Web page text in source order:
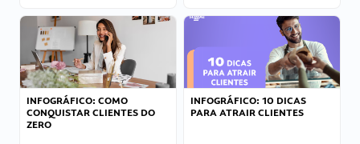
INFOGRÁFICO: COMO
CONQUISTAR CLIENTES DO
ZERO
INFOGRÁFICO: 10 DICAS
PARA ATRAIR CLIENTES